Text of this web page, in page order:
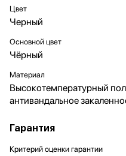
Цвет
Черный
Основной цвет
Чёрный
Материал
Высокотемпературный
антивандальное
Гарантия
Критерий оценки гарантии